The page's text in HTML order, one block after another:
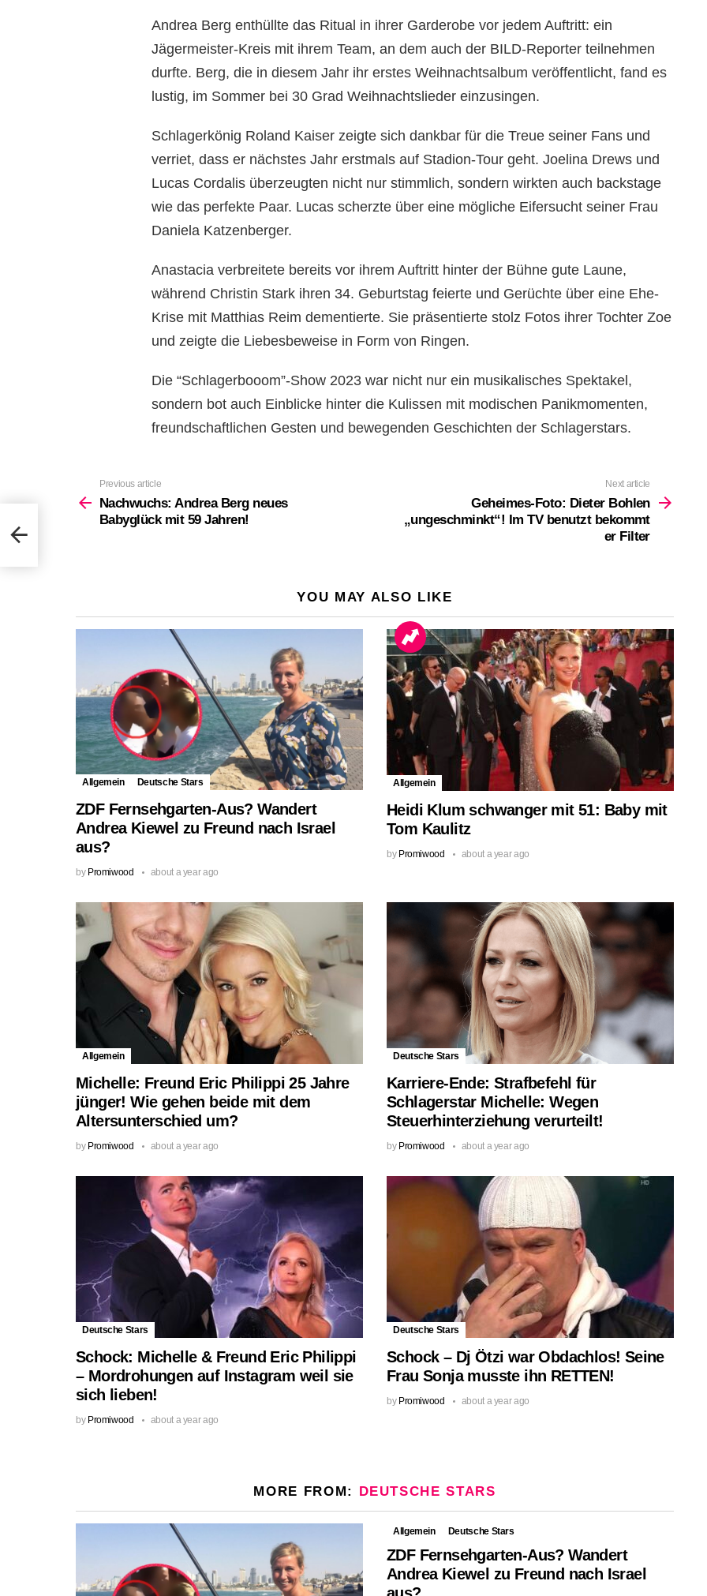
Andrea Berg enthüllte das Ritual in ihrer Garderobe vor jedem Auftritt: ein
Jägermeister-Kreis mit ihrem Team, an dem auch der BILD-Reporter teilnehmen
durfte. Berg, die in diesem Jahr ihr erstes Weihnachtsalbum veröffentlicht, fand es
lustig, im Sommer bei 30 Grad Weihnachtslieder einzusingen.
Schlagerkönig Roland Kaiser zeigte sich dankbar für die Treue seiner Fans und
verriet, dass er nächstes Jahr erstmals auf Stadion-Tour geht. Joelina Drews und
Lucas Cordalis überzeugten nicht nur stimmlich, sondern wirkten auch backstage
wie das perfekte Paar. Lucas scherzte über eine mögliche Eifersucht seiner Frau
Daniela Katzenberger.
Anastacia verbreitete bereits vor ihrem Auftritt hinter der Bühne gute Laune,
während Christin Stark ihren 34. Geburtstag feierte und Gerüchte über eine Ehe-
Krise mit Matthias Reim dementierte. Sie präsentierte stolz Fotos ihrer Tochter Zoe
und zeigte die Liebesbeweise in Form von Ringen.
Die “Schlagerbooom”-Show 2023 war nicht nur ein musikalisches Spektakel,
sondern bot auch Einblicke hinter die Kulissen mit modischen Panikmomenten,
freundschaftlichen Gesten und bewegenden Geschichten der Schlagerstars.
more
Previous article
Nachwuchs: Andrea Berg neues
Babyglück mit 59 Jahren!
Next article
Geheimes-Foto: Dieter Bohlen
„ungeschminkt“! Im TV benutzt bekommt
er Filter
YOU MAY ALSO LIKE
Allgemein Deutsche Stars
ZDF Fernsehgarten-Aus? Wandert
Andrea Kiewel zu Freund nach Israel
aus?
by Promiwood about a year ago
Allgemein
Heidi Klum schwanger mit 51: Baby mit
Tom Kaulitz
by Promiwood about a year ago
Allgemein
Michelle: Freund Eric Philippi 25 Jahre
jünger! Wie gehen beide mit dem
Altersunterschied um?
by Promiwood about a year ago
Deutsche Stars
Karriere-Ende: Strafbefehl für
Schlagerstar Michelle: Wegen
Steuerhinterziehung verurteilt!
by Promiwood about a year ago
Deutsche Stars
Schock: Michelle & Freund Eric Philippi
– Mordrohungen auf Instagram weil sie
sich lieben!
by Promiwood about a year ago
Deutsche Stars
Schock – Dj Ötzi war Obdachlos! Seine
Frau Sonja musste ihn RETTEN!
by Promiwood about a year ago
MORE FROM: DEUTSCHE STARS
Allgemein Deutsche Stars
ZDF Fernsehgarten-Aus? Wandert
Andrea Kiewel zu Freund nach Israel